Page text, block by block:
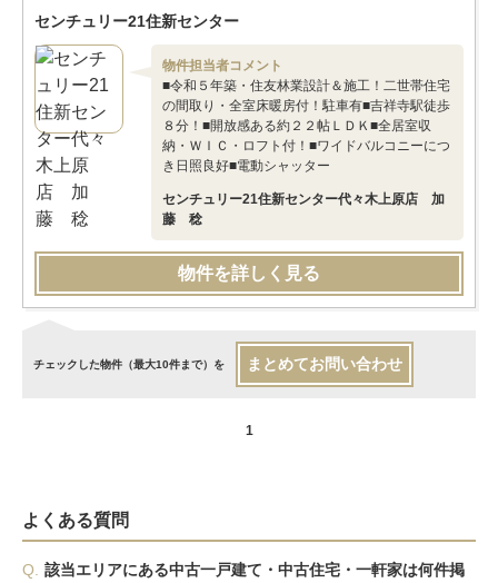
センチュリー21住新センター
物件担当者コメント
■令和５年築・住友林業設計＆施工！二世帯住宅
の間取り・全室床暖房付！駐車有■吉祥寺駅徒歩
８分！■開放感ある約２２帖ＬＤＫ■全居室収
納・ＷＩＣ・ロフト付！■ワイドバルコニーにつ
き日照良好■電動シャッター
センチュリー21住新センター代々木上原店 加
藤 稔
物件を詳しく見る
チェックした物件（最大10件まで）を まとめてお問い合わせ
1
よくある質問
Q.
該当エリアにある中古一戸建て・中古住宅・一軒家は何件掲